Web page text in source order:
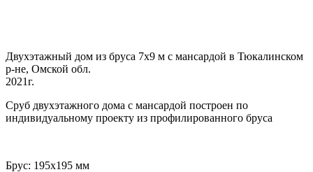
Двухэтажный дом из бруса 7х9 м с мансардой в Тюкалинском
р-не, Омской обл.
2021г.
Сруб двухэтажного дома с мансардой построен по
индивидуальному проекту из профилированного бруса
Брус: 195х195 мм